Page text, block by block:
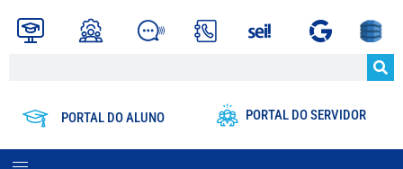
PORTAL DO ALUNO PORTAL DO SERVIDOR